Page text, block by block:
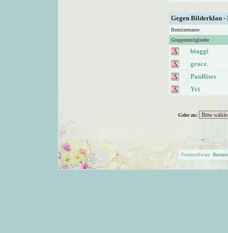
Gegen Bilderklau
Benutzername
Gruppenmitglieder
biaggi
grace.
PanRises
Yvi
Gehe zu:
Forensoftware: